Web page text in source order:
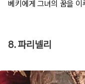
베키에게 그녀의 꿈을
8. 파리넬리